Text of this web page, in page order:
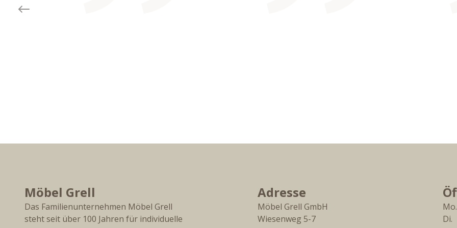
Möbel Grell
Das Familienunternehmen Möbel Grell
steht seit über 100 Jahren für individuelle
Adresse
Möbel Grell GmbH
Wiesenweg 5-7
Di.